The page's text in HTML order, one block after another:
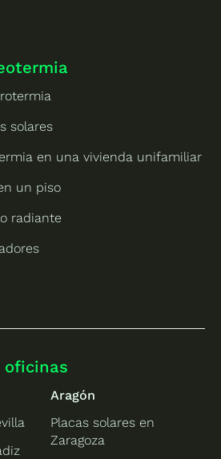
solares
en una vivienda unifamiliar
un piso
radiante
oficinas
Aragón
Placas solares en
Zaragoza